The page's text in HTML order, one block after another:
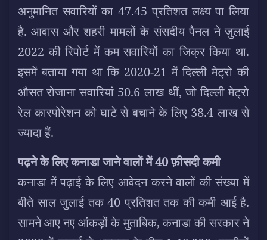
अनुमानित सवारियों का 47.45 प्रतिशत लक्ष्य पा लिया
है. आवास और शहरी मामलों के संसदीय पैनल ने जुलाई
2022 की रिपोर्ट में कम सवारियों का जिक्र किया था.
इसमें बताया गया था कि 2020-21 में दिल्ली मेट्रो की
औसत रोजाना सवारियां 50.6 लाख थीं, जो दिल्ली मेट्रो
रेल कारपोरेशन को घाटे से बचाने के लिए 38.4 लाख से
ज्यादा हैं.
पढ़ने के लिए कनाडा जाने वालों में 40 फ़ीसदी कमी
कनाडा में पढ़ाई के लिए आवेदन करने वालों की संख्या में
बीते साल जुलाई तक 40 प्रतिशत तक की कमी आई है.
सामने आए नए आंकड़ों के मुताबिक, कनाडा की सरकार ने